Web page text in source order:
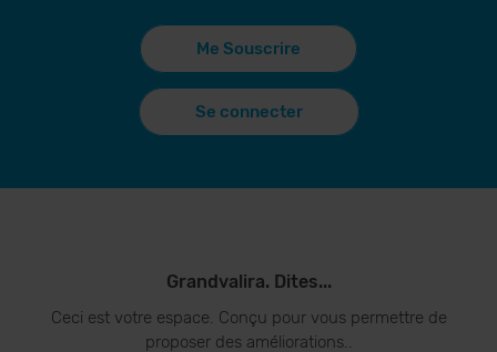
Me Souscrire
Se connecter
Grandvalira. Dites...
Ceci est votre espace. Conçu pour vous permettre de
proposer des améliorations..